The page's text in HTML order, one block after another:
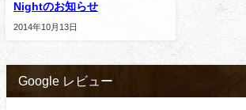
Nightのお知らせ
2014年10月13日
Google レビュー